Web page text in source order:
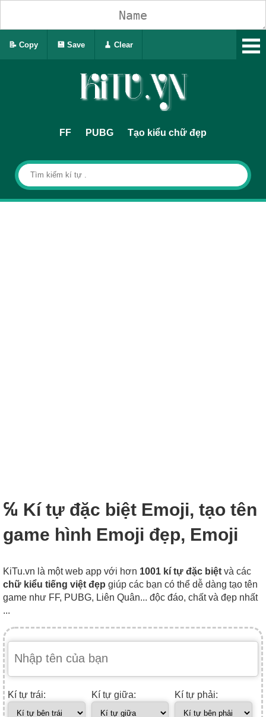
FF PUBG Tạo kiểu chữ đẹp
℆ Kí tự đặc biệt Emoji, tạo tên
game hình Emoji đẹp, Emoji
KiTu.vn là một web app với hơn 1001 kí tự đặc biệt và các
chữ kiểu tiếng việt đẹp giúp các bạn có thể dễ dàng tạo tên
game như FF, PUBG, Liên Quân... độc đáo, chất và đẹp nhất
...
Kí tự trái: Kí tự giữa: Kí tự phải:
📝 Copy 💾 Save 🧹 Clear